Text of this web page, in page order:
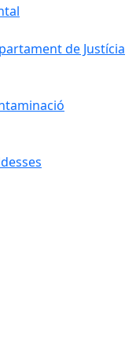
de Justícia